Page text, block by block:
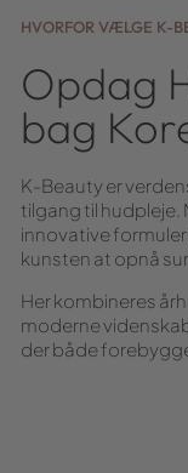
HVORFOR VÆLGE K-
Opdag
bag
K-Beauty er
tilgang til hudpleje.
innovative
kunsten at opnå
Her kombineres
moderne
der både